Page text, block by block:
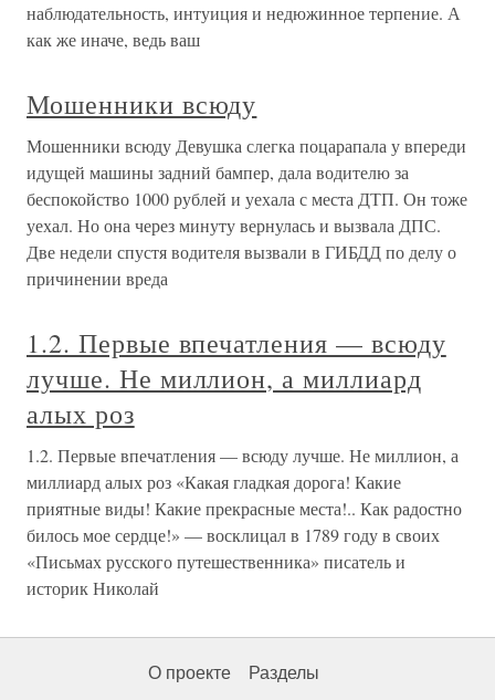
наблюдательность, интуиция и недюжинное терпение. А
как же иначе, ведь ваш
Мошенники всюду
Мошенники всюду Девушка слегка поцарапала у впереди
идущей машины задний бампер, дала водителю за
беспокойство 1000 рублей и уехала с места ДТП. Он тоже
уехал. Но она через минуту вернулась и вызвала ДПС.
Две недели спустя водителя вызвали в ГИБДД по делу о
причинении вреда
1.2. Первые впечатления — всюду
лучше. Не миллион, а миллиард
алых роз
1.2. Первые впечатления — всюду лучше. Не миллион, а
миллиард алых роз «Какая гладкая дорога! Какие
приятные виды! Какие прекрасные места!.. Как радостно
билось мое сердце!» — восклицал в 1789 году в своих
«Письмах русского путешественника» писатель и
историк Николай
О проекте Разделы